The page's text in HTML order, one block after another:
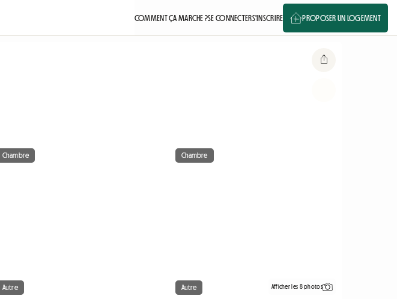
COMMENT ÇA MARCHE ?SE CONNECTERS'INSCRIRE PROPOSER UN LOGEMENT
Chambre Chambre
Autre Autre Afficher les 8 photos